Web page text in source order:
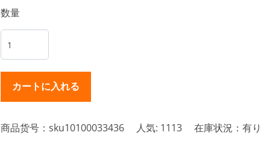
数量
商品货号：sku10100033436 人気: 1113 在庫状況：有り